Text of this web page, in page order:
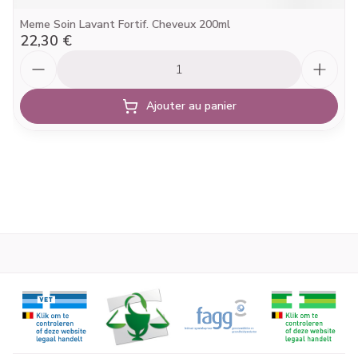
Meme Soin Lavant Fortif. Cheveux 200ml
22,30 €
Ajouter au panier